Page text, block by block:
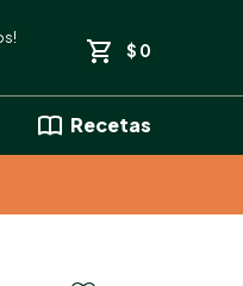
Recetas
$ 0